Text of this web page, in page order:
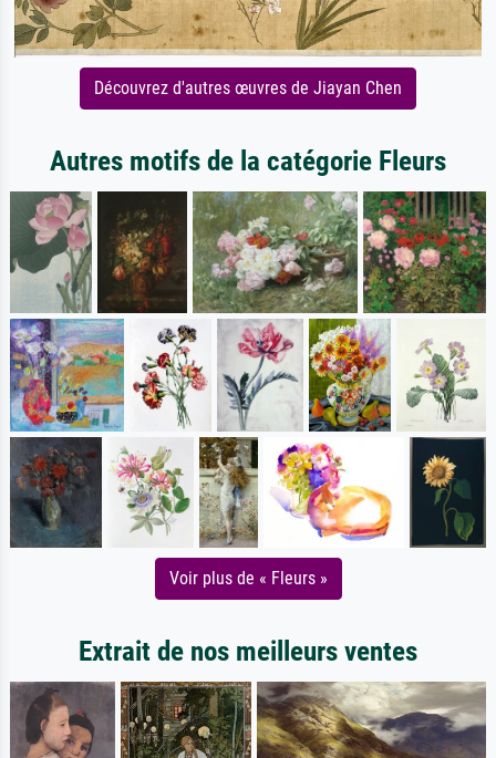
Découvrez d'autres œuvres de Jiayan Chen
Autres motifs de la catégorie Fleurs
Voir plus de « Fleurs »
Extrait de nos meilleurs ventes